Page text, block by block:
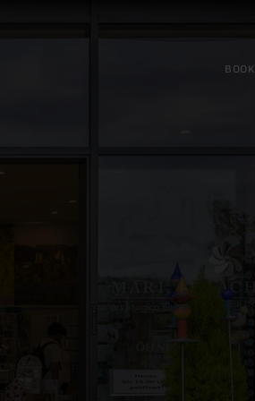
BOOK